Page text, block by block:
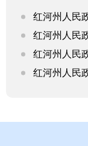
红河州人民政府办
红河州人民政府办
红河州人民政府办
红河州人民政府办